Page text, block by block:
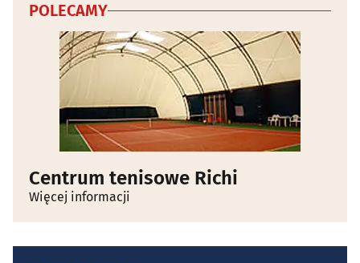
POLECAMY
Centrum tenisowe Richi
Więcej informacji